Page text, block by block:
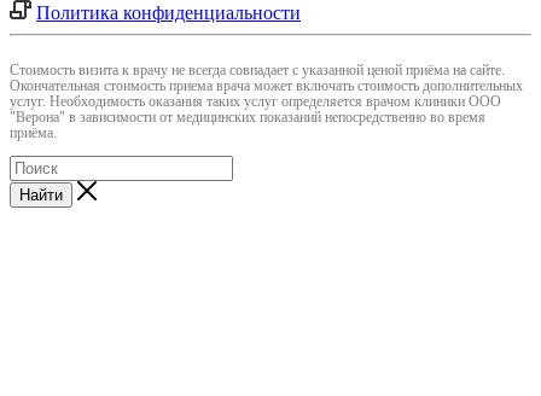
Политика конфиденциальности
Cтоимость визита к врачу не всегда совпадает с указанной ценой приёма на сайте.
Окончательная стоимость приема врача может включать стоимость дополнительных
услуг. Необходимость оказания таких услуг определяется врачом клиники ООО
"Верона" в зависимости от медицинских показаний непосредственно во время
приёма.
Найти